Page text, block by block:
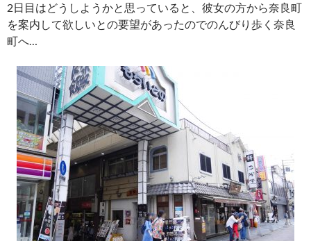
2日目はどうしようかと思っていると、彼女の方から奈良町
を案内して欲しいとの要望があったのでのんびり歩く奈良
町へ…